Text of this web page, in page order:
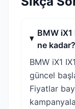
BMW
ne kadar?
BMW iX1
güncel
Fiyatlar